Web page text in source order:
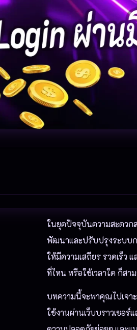
ในยุคปัจจุบันความสะดวก
พัฒนาและปรับปรุงระบบก
ให้มีความเสถียร รวดเร็ว
ที่ไหน หรือใช้เวลาใด ก็สา
บทความนี้จะพาคุณไปเจา
ใช้งานผ่านเว็บบราวเซอ